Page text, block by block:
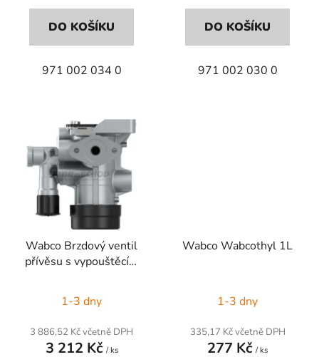
DO KOŠÍKU
971 002 034 0
DO KOŠÍKU
971 002 030 0
Wabco Brzdový ventil
přívěsu s vypouštěcím
1-3 dny
3 886,52 Kč včetně DPH
3 212 Kč / ks
Wabco Wabcothyl 1L
1-3 dny
335,17 Kč včetně DPH
277 Kč / ks